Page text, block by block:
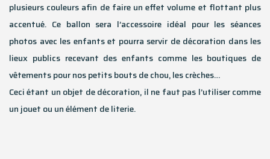
plusieurs couleurs afin de faire un effet volume et flottant plus
accentué. Ce ballon sera l’accessoire idéal pour les séances
photos avec les enfants et pourra servir de décoration dans les
lieux publics recevant des enfants comme les boutiques de
vêtements pour nos petits bouts de chou, les crèches…
Ceci étant un objet de décoration, il ne faut pas l’utiliser comme
un jouet ou un élément de literie.